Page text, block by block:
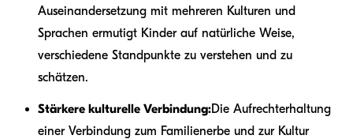
Auseinandersetzung mit mehreren Kulturen und
Sprachen ermutigt Kinder auf natürliche Weise,
verschiedene Standpunkte zu verstehen und zu
schätzen.
Stärkere kulturelle Verbindung:Die Aufrechterhaltung
einer Verbindung zum Familienerbe und zur Kultur